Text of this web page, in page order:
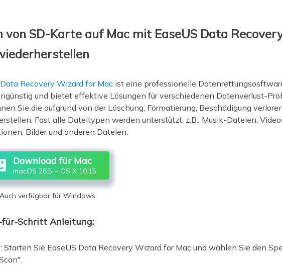
von SD-Karte auf Mac mit EaseUS Data
Recovery Wizard for Mac ist eine professionelle
und bietet effektive Lösungen für verschiedenen Datenverlust-
Sie die aufgrund von der Löschung, Formatierung, Beschädigung
Fast alle Dateitypen werden unterstützt, z.B., Musik-Dateien,
Bilder und anderen Dateien.
Download für Mac
macOS 26.5 ~ OS X 10.15
Auch verfügbar für Windows
Schritt Anleitung:
: Starten Sie EaseUS Data Recovery Wizard for Mac und wählen Sie den